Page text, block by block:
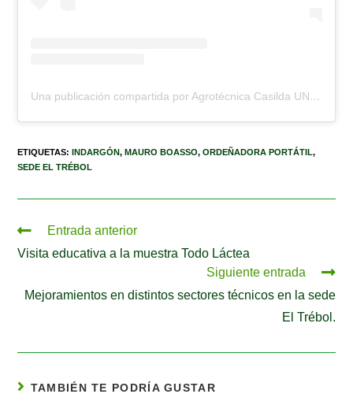
Una publicación compartida por Agrotécnica Casilda UNR (@escuela.agrotecnica.casilda)
ETIQUETAS:INDARGÓN, MAURO BOASSO, ORDEÑADORA PORTÁTIL,
SEDE EL TRÉBOL
Entrada anterior
Visita educativa a la muestra Todo Láctea
Siguiente entrada
Mejoramientos en distintos sectores técnicos en la sede
El Trébol.
TAMBIÉN TE PODRÍA GUSTAR